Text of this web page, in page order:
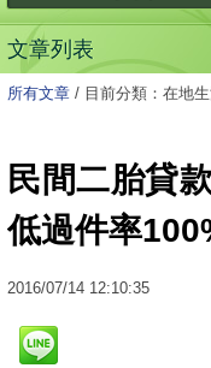
文章列表
所有文章 / 目前分類：在地
民間二胎貸
低過件率
2016/07/14 12:10:35